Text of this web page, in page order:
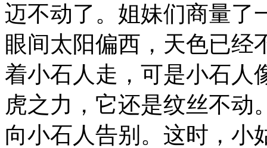
迈不动了。姐妹们商量了
眼间太阳偏西，天色已经
着小石人走，可是小石人
虎之力，它还是纹丝不动
向小石人告别。这时，小